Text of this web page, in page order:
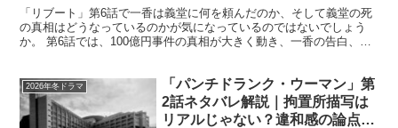
「リブート」第6話で一香は義堂に何を頼んだのか、そして義堂の死
の真相はどうなっているのかが気になっているのではないでしょう
か。 第6話では、100億円事件の真相が大きく動き、一香の告白、義
2026年冬ドラマ
「パンチドランク・ウーマン」第
2話ネタバレ解説｜拘置所描写は
リアルじゃない？違和感の論点を